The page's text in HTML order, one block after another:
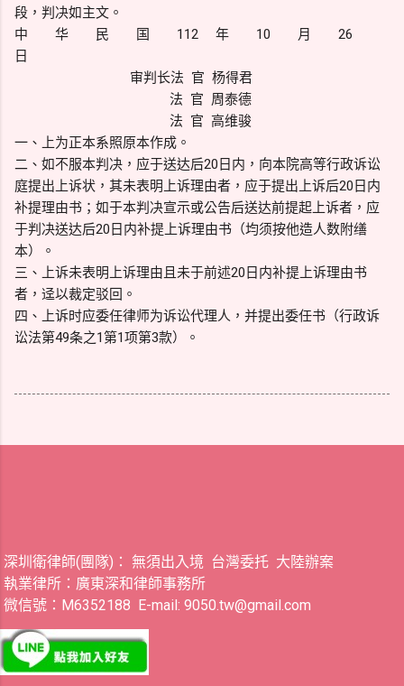
段，判决如主文。
中 华 民 国 112 年 10 月 26
日
审判长法 官 杨得君
法 官 周泰德
法 官 高维骏
一、上为正本系照原本作成。
二、如不服本判决，应于送达后20日内，向本院高等行政诉讼
庭提出上诉状，其未表明上诉理由者，应于提出上诉后20日内
补提理由书；如于本判决宣示或公告后送达前提起上诉者，应
于判决送达后20日内补提上诉理由书（均须按他造人数附缮
本）。
三、上诉未表明上诉理由且未于前述20日内补提上诉理由书
者，迳以裁定驳回。
四、上诉时应委任律师为诉讼代理人，并提出委任书（行政诉
讼法第49条之1第1项第3款）。
深圳衛律師(團隊)： 無須出入境 台灣委托 大陸辦案
執業律所：廣東深和律師事務所
微信號：M6352188 E-mail: 9050.tw@gmail.com